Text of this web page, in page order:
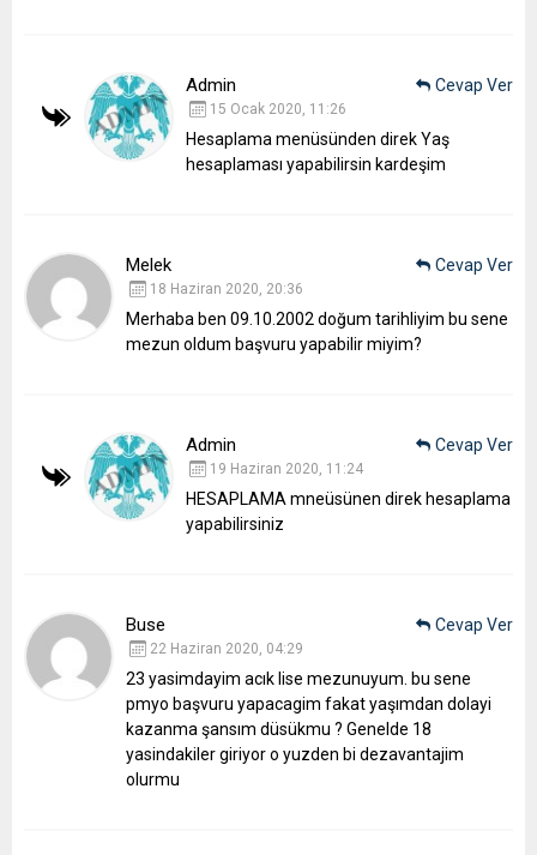
Admin
15 Ocak 2020, 11:26
Hesaplama menüsünden direk Yaş
hesaplaması yapabilirsin kardeşim
Cevap Ver
Melek
18 Haziran 2020, 20:36
Merhaba ben 09.10.2002 doğum tarihliyim bu sene
mezun oldum başvuru yapabilir miyim?
Cevap Ver
Admin
19 Haziran 2020, 11:24
HESAPLAMA mneüsünen direk hesaplama
yapabilirsiniz
Cevap Ver
Buse
22 Haziran 2020, 04:29
23 yasimdayim acık lise mezunuyum. bu sene
pmyo başvuru yapacagim fakat yaşımdan dolayi
kazanma şansım düsükmu ? Genelde 18
yasindakiler giriyor o yuzden bi dezavantajim
olurmu
Cevap Ver